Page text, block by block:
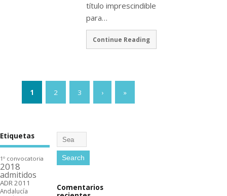
título imprescindible
para…
Continue Reading
1 2 3 › »
Etiquetas
1º convocatoria
2018
admitidos
ADR 2011
Andalucí­a
Comentarios